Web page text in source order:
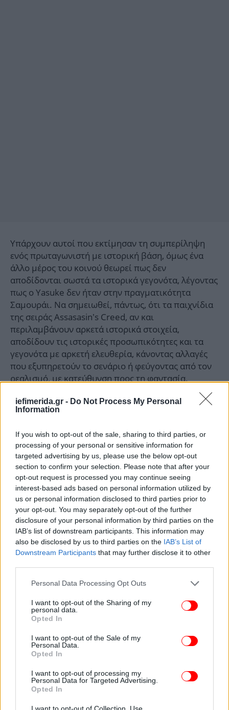
iefimerida.gr - Do Not Process My Personal
Information
If you wish to opt-out of the sale, sharing to third parties, or
processing of your personal or sensitive information for
targeted advertising by us, please use the below opt-out
section to confirm your selection. Please note that after your
opt-out request is processed you may continue seeing
interest-based ads based on personal information utilized by
us or personal information disclosed to third parties prior to
your opt-out. You may separately opt-out of the further
disclosure of your personal information by third parties on the
IAB’s list of downstream participants. This information may
also be disclosed by us to third parties on the IAB’s List of
Downstream Participants that may further disclose it to other
Please note that this website/app uses one or more Google
not limited to your visit or usage behaviour. You may click to
grant or deny consent to Google and its third-party tags to
use your data for below specified purposes in below Google
consent section.
Personal Data Processing Opt Outs
I want to opt-out of the Sharing of my
personal data.
Opted In
I want to opt-out of the Sale of my
Personal Data.
Opted In
I want to opt-out of processing my
Personal Data for Targeted Advertising.
Opted In
I want to opt-out of Collection, Use,
Υπάρχουν αυτοί που εκτίμησαν τη συμπερίληψη
ενός πρωταγωνιστή με ιστορική βάση, όμως ένα
άλλο μέρος του κοινού θεωρεί πως δεν
αποδίδονται σωστά τα ιστορικά γεγονότα, λέγοντας
πως ο Yasuke δεν ήταν στην πραγματικότητα
Σαμουράι. Να σημειωθεί, πάντως, ότι τα παιχνίδια
της σειράς Assasasin’s Creed, αν και
περιλαμβάνουν αρκετά ιστορικά στοιχεία,
αποδίδουν τις ιστορικές προσωπικότητες και τα
γεγονότα με αρκετή ελευθερία, κάνοντας αλλαγές
που εξυπηρετούν το σενάριο ή φεύγοντας από τον
ρεαλισμό, με κατεύθυνση προς τη φαντασία.
Υπάρχουν ιστορικά έγγραφα που αναφέρονται σε
καταγωγής, ο οποίος φαίνεται ότι μεταφέρθηκε
στην Ιαπωνία από Ιησουίτες ιεραπόστολους και
υπηρέτησε στο περιβάλλον του πολέμαρχου του
16ου αιώνα Όντα Νομπουνάγκα. Ωστόσο,
ορισμένοι ιστορικοί αρνούνται ότι είχε τον βαθμό
του σαμουράι.
Δεν είναι γνωστό ακριβώς γιατί η εταιρεία πήρε τις
αποφάσεις που πήρε, όμως φαίνεται πιθανό ο
Yasuke να αποτελεί ενός είδους «απάντηση»:
υπάρχουν πολλά παιχνίδια με σαμουράι και νίντζα,
ένα εκ των οποίων (Ghost of Tsushima)
κυκλοφόρησε σχετικά πρόσφατα και θυμίζει αρκετά
το στιλ των Assassin’s Creed.
Έτσι, για να διαφοροποιηθεί, το Shadows θα
παρουσιάσει μια ιστορία που δεν είναι τόσο
συνηθισμένη. Σε κάθε περίπτωση, υπάρχει αρκετός
πιθανότερο είναι πως οι πωλήσεις του Assassin’s
Creed Shadows θα είναι υψηλές. Μένει να δούμε αν
θα σημειώσει μεγάλη επιτυχία.